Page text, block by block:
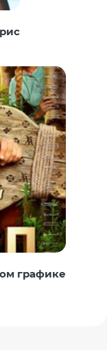
графике